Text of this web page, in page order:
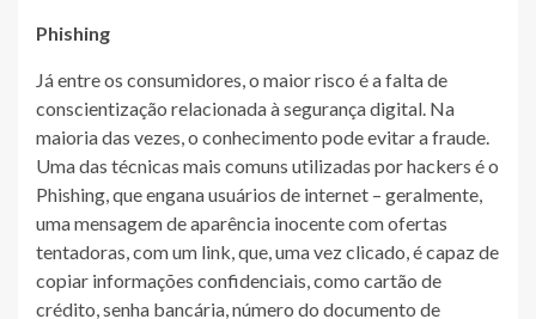
Phishing
Já entre os consumidores, o maior risco é a falta de
conscientização relacionada à segurança digital. Na
maioria das vezes, o conhecimento pode evitar a fraude.
Uma das técnicas mais comuns utilizadas por hackers é o
Phishing, que engana usuários de internet – geralmente,
uma mensagem de aparência inocente com ofertas
tentadoras, com um link, que, uma vez clicado, é capaz de
copiar informações confidenciais, como cartão de
crédito, senha bancária, número do documento de